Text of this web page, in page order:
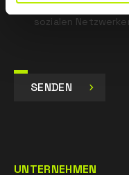
SMS und
sozialen
SENDEN
UNTERNEHMEN